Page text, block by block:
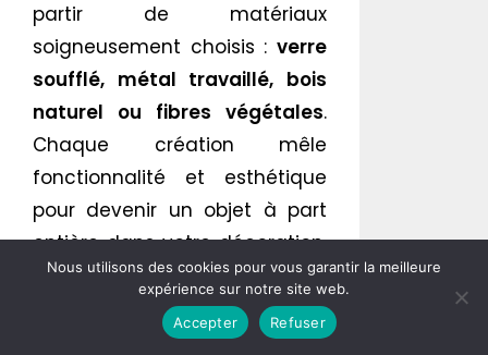
partir de matériaux
soigneusement choisis : verre
soufflé, métal travaillé, bois
naturel ou fibres végétales.
Chaque création mêle
fonctionnalité et esthétique
pour devenir un objet à part
entière dans votre décoration.
Nous collaborons avec des
artisans et créateurs
passionnés qui vous proposent
Nous utilisons des cookies pour vous garantir la meilleure
expérience sur notre site web.
Accepter
Refuser